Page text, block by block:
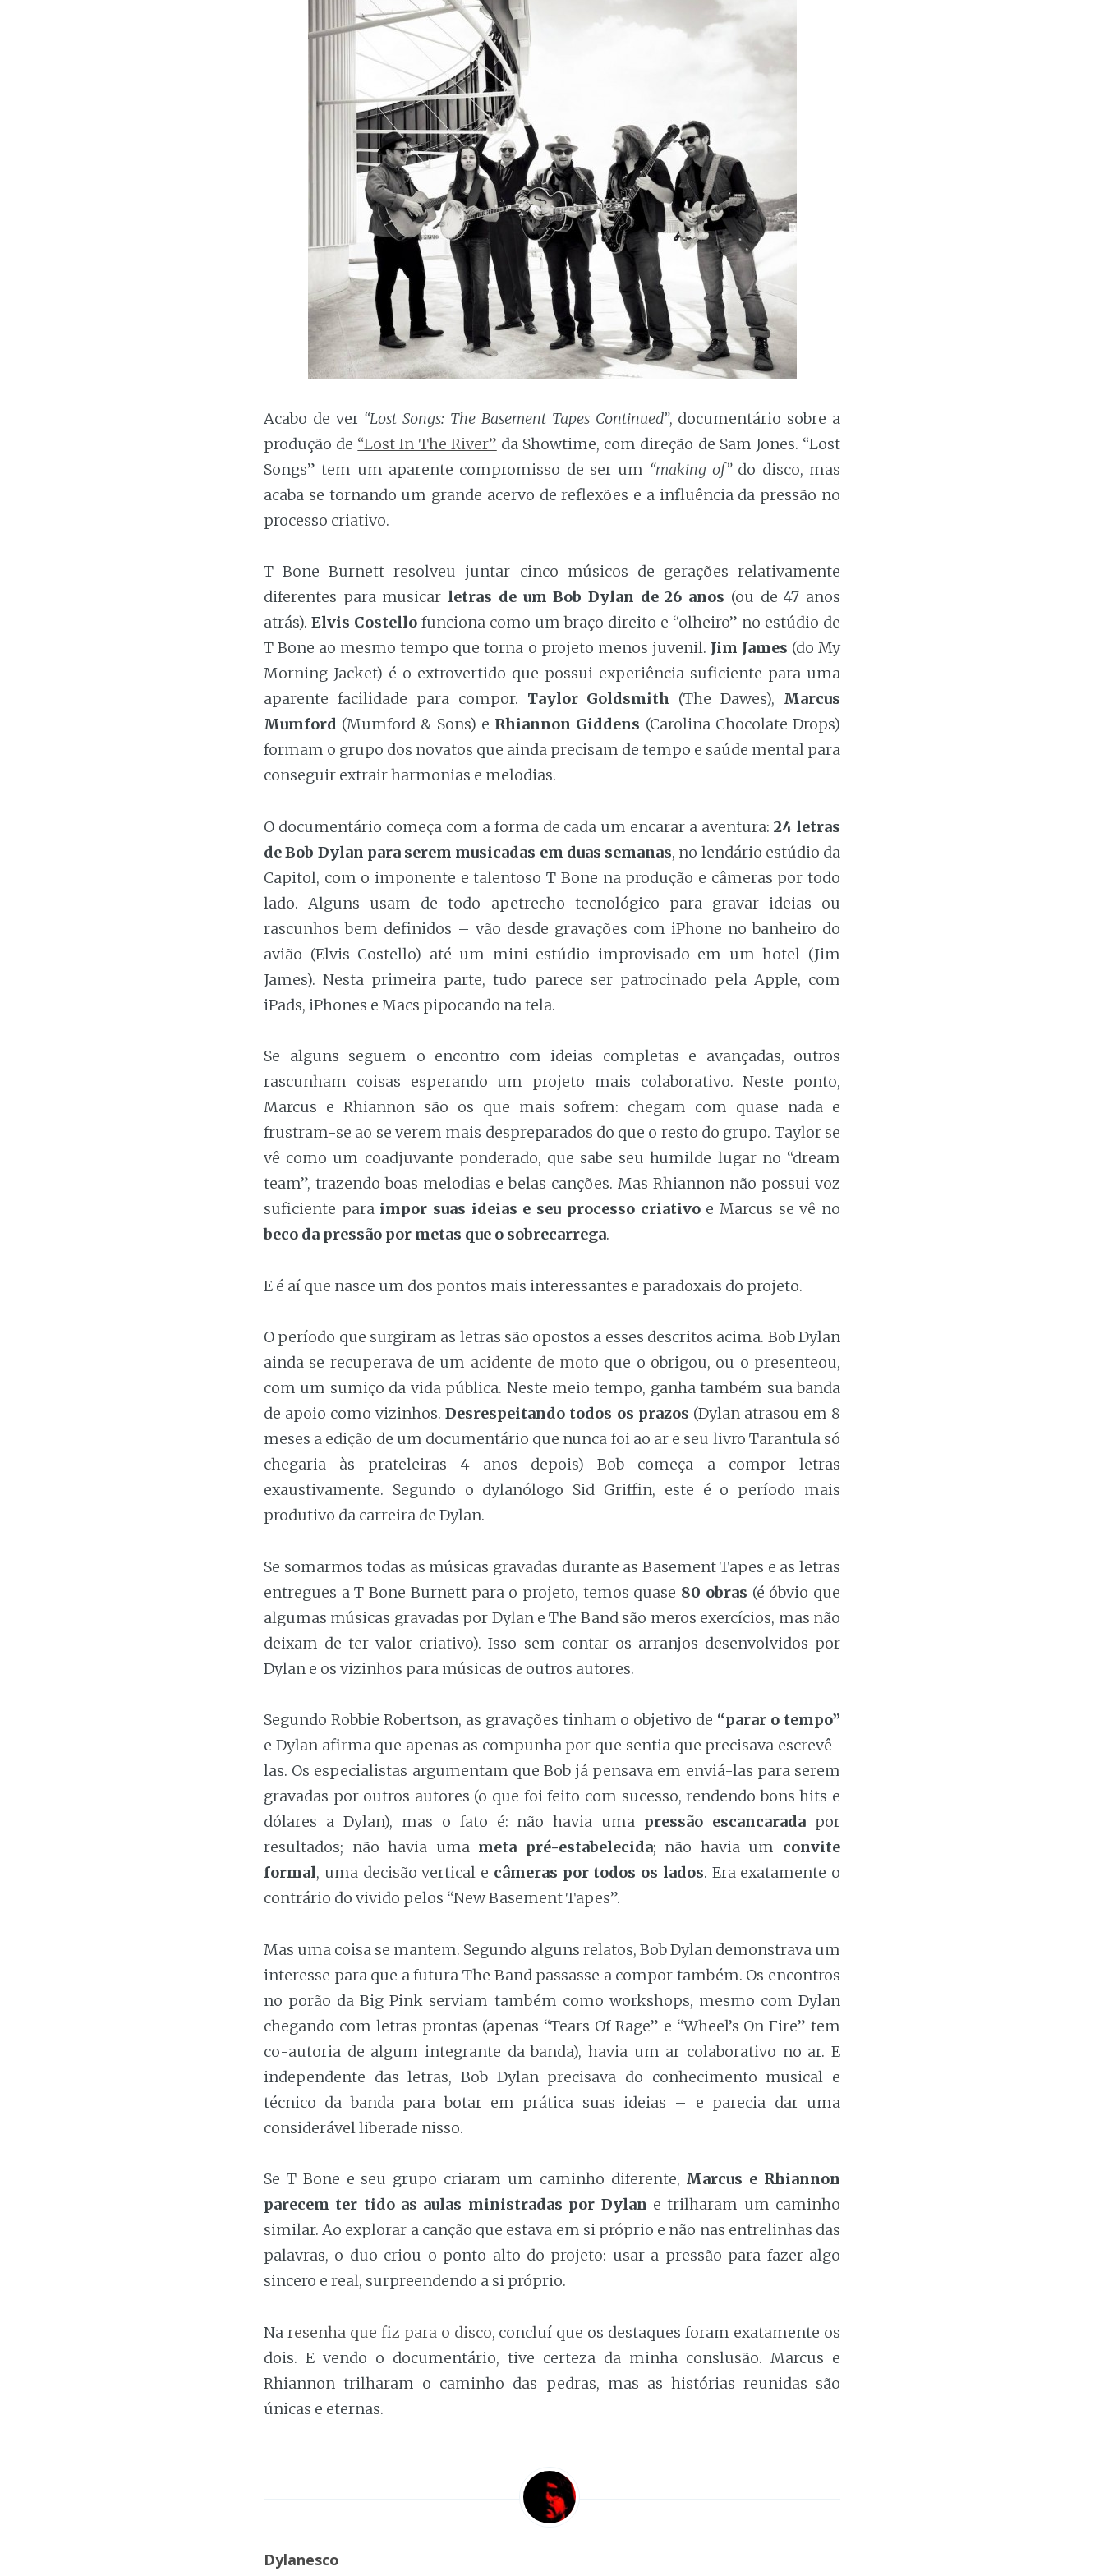
Acabo de ver “Lost Songs: The Basement Tapes Continued”, documentário sobre a
produção de “Lost In The River” da Showtime, com direção de Sam Jones. “Lost
Songs” tem um aparente compromisso de ser um “making of”do disco, mas
acaba se tornando um grande acervo de reflexões e a influência da pressão no
processo criativo.
T Bone Burnett resolveu juntar cinco músicos de gerações relativamente
diferentes para musicar letras de um Bob Dylan de 26 anos (ou de 47 anos
atrás). Elvis Costello funciona como um braço direito e “olheiro” no estúdio de
T Bone ao mesmo tempo que torna o projeto menos juvenil. Jim James (do My
Morning Jacket) é o extrovertido que possui experiência suficiente para uma
aparente facilidade para compor. Taylor Goldsmith (The Dawes), Marcus
Mumford (Mumford & Sons) e Rhiannon Giddens (Carolina Chocolate Drops)
formam o grupo dos novatos que ainda precisam de tempo e saúde mental para
conseguir extrair harmonias e melodias.
O documentário começa com a forma de cada um encarar a aventura:24 letras
de Bob Dylan para serem musicadas em duas semanas, no lendário estúdio da
Capitol, com o imponente e talentoso T Bone na produção e câmeras por todo
lado. Alguns usam de todo apetrecho tecnológico para gravar ideias ou
rascunhos bem definidos – vão desde gravações com iPhone no banheiro do
avião (Elvis Costello) até um mini estúdio improvisado em um hotel (Jim
James). Nesta primeira parte, tudo parece ser patrocinado pela Apple, com
iPads, iPhones e Macs pipocando na tela.
Se alguns seguem o encontro com ideias completas e avançadas, outros
rascunham coisas esperando um projeto mais colaborativo. Neste ponto,
Marcus e Rhiannon são os que mais sofrem: chegam com quase nada e
frustram-se ao se verem mais despreparados do que o resto do grupo. Taylor se
vê como um coadjuvante ponderado, que sabe seu humilde lugar no “dream
team”, trazendo boas melodias e belas canções. Mas Rhiannon não possui voz
suficiente para impor suas ideias e seu processo criativoe Marcus se vê no
beco da pressão por metas que o sobrecarrega.
E é aí que nasce um dos pontos mais interessantes e paradoxais do projeto.
O período que surgiram as letras são opostos a esses descritos acima. Bob Dylan
ainda se recuperava de um acidente de moto que o obrigou, ou o presenteou,
com um sumiço da vida pública. Neste meio tempo, ganha também sua banda
de apoio como vizinhos.Desrespeitando todos os prazos (Dylan atrasou em 8
meses a edição de um documentário que nunca foi ao ar e seu livro Tarantula só
chegaria às prateleiras 4 anos depois) Bob começa a compor letras
exaustivamente. Segundo o dylanólogo Sid Griffin, este é o período mais
produtivo da carreira de Dylan.
Se somarmos todas as músicas gravadas durante as Basement Tapes e as letras
entregues a T Bone Burnett para o projeto, temos quase 80 obras (é óbvio que
algumas músicas gravadas por Dylan e The Band são meros exercícios, mas não
deixam de ter valor criativo). Isso sem contar os arranjos desenvolvidos por
Dylan e os vizinhos para músicas de outros autores.
Segundo Robbie Robertson, as gravações tinham o objetivo de “parar o tempo”
e Dylan afirma que apenas as compunha por que sentia que precisava escrevê-
las. Os especialistas argumentam que Bob já pensava em enviá-las para serem
gravadas por outros autores (o que foi feito com sucesso, rendendo bons hits e
dólares a Dylan), mas o fato é: não havia uma pressão escancarada por
resultados; não havia uma meta pré-estabelecida; não havia um convite
formal, uma decisão vertical e câmeras por todos os lados. Era exatamente o
contrário do vivido pelos “New Basement Tapes”.
Mas uma coisa se mantem. Segundo alguns relatos, Bob Dylan demonstrava um
interesse para que a futura The Band passasse a compor também. Os encontros
no porão da Big Pink serviam também como workshops, mesmo com Dylan
chegando com letras prontas (apenas “Tears Of Rage” e “Wheel’s On Fire” tem
co-autoria de algum integrante da banda), havia um ar colaborativo no ar. E
independente das letras, Bob Dylan precisava do conhecimento musical e
técnico da banda para botar em prática suas ideias – e parecia dar uma
considerável liberade nisso.
Se T Bone e seu grupo criaram um caminho diferente, Marcus e Rhiannon
parecem ter tido as aulas ministradas por Dylan e trilharam um caminho
similar. Ao explorar a canção que estava em si próprio e não nas entrelinhas das
palavras, o duo criou o ponto alto do projeto: usar a pressão para fazer algo
sincero e real, surpreendendo a si próprio.
Na resenha que fiz para o disco, concluí que os destaques foram exatamente os
dois. E vendo o documentário, tive certeza da minha conslusão. Marcus e
Rhiannon trilharam o caminho das pedras, mas as histórias reunidas são
únicas e eternas.
Dylanesco